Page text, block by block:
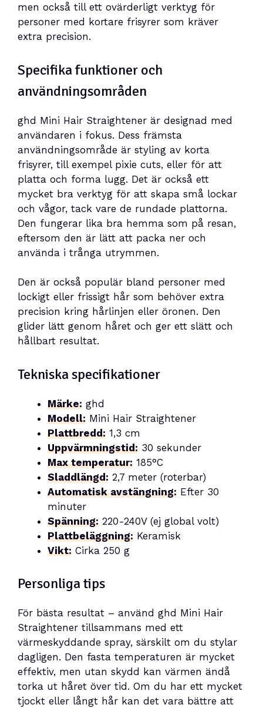
men också till ett ovärderligt verktyg för
personer med kortare frisyrer som kräver
extra precision.
Specifika funktioner och
användningsområden
ghd Mini Hair Straightener är designad med
användaren i fokus. Dess främsta
användningsområde är styling av korta
frisyrer, till exempel pixie cuts, eller för att
platta och forma lugg. Det är också ett
mycket bra verktyg för att skapa små lockar
och vågor, tack vare de rundade plattorna.
Den fungerar lika bra hemma som på resan,
eftersom den är lätt att packa ner och
använda i trånga utrymmen.
Den är också populär bland personer med
lockigt eller frissigt hår som behöver extra
precision kring hårlinjen eller öronen. Den
glider lätt genom håret och ger ett slätt och
hållbart resultat.
Tekniska specifikationer
Märke: ghd
Modell: Mini Hair Straightener
Plattbredd: 1,3 cm
Uppvärmningstid: 30 sekunder
Max temperatur: 185°C
Sladdlängd: 2,7 meter (roterbar)
Automatisk avstängning: Efter 30
minuter
Spänning: 220-240V (ej global volt)
Plattbeläggning: Keramisk
Vikt: Cirka 250 g
Personliga tips
För bästa resultat – använd ghd Mini Hair
Straightener tillsammans med ett
värmeskyddande spray, särskilt om du stylar
dagligen. Den fasta temperaturen är mycket
effektiv, men utan skydd kan värmen ändå
torka ut håret över tid. Om du har ett mycket
tjockt eller långt hår kan det vara bättre att